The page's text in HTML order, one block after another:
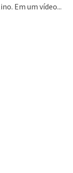
Em um vídeo...